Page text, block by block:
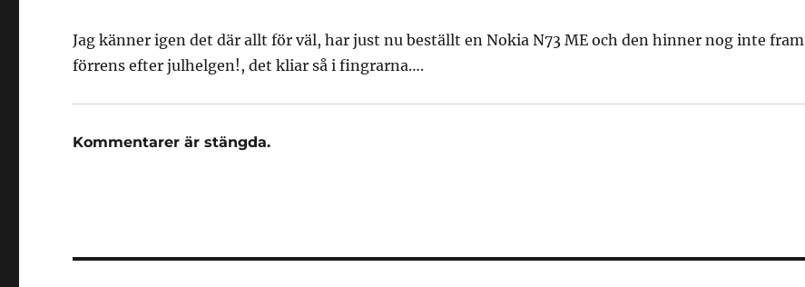
Jag känner igen det där allt för väl, har just nu beställt en Nokia N73 ME och den hinner nog inte fram
förrens efter julhelgen!, det kliar så i fingrarna….
Kommentarer är stängda.